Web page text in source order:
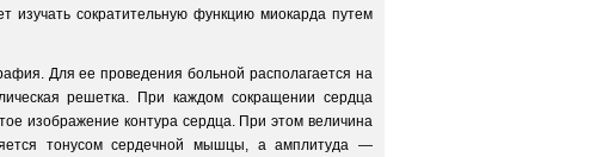
изучать сократительную функцию миокарда путем
Для ее проведения больной располагается на
решетка. При каждом сокращении сердца
изображение контура сердца. При этом величина
тонусом сердечной мышцы, а амплитуда —